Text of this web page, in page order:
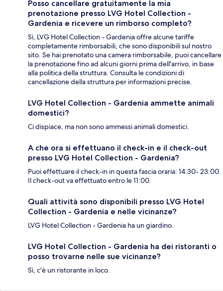
Posso cancellare gratuitamente la mia
prenotazione presso LVG Hotel Collection -
Gardenia e ricevere un rimborso completo?
Sì, LVG Hotel Collection - Gardenia offre alcune tariffe
completamente rimborsabili, che sono disponibili sul nostro
sito. Se hai prenotato una camera rimborsabile, puoi cancellare
la prenotazione fino ad alcuni giorni prima dell'arrivo, in base
alla politica della struttura. Consulta le condizioni di
cancellazione della struttura per informazioni precise.
LVG Hotel Collection - Gardenia ammette animali
domestici?
Ci dispiace, ma non sono ammessi animali domestici.
A che ora si effettuano il check-in e il check-out
presso LVG Hotel Collection - Gardenia?
Puoi effettuare il check-in in questa fascia oraria: 14:30- 23:00.
Il check-out va effettuato entro le 11:00.
Quali attività sono disponibili presso LVG Hotel
Collection - Gardenia e nelle vicinanze?
LVG Hotel Collection - Gardenia ha un giardino.
LVG Hotel Collection - Gardenia ha dei ristoranti o
posso trovarne nelle sue vicinanze?
Sì, c'è un ristorante in loco.